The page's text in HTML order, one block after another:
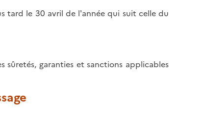
tard le 30 avril de l'année qui suit celle du
sûretés, garanties et sanctions applicables